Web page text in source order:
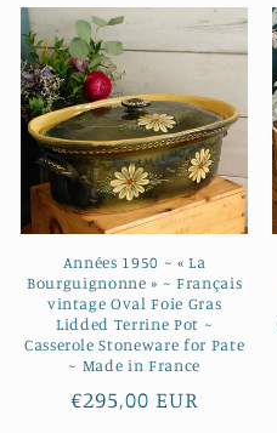
Années 1950 ~ « La
Bourguignonne » ~ Français
vintage Oval Foie Gras
Lidded Terrine Pot ~
Casserole Stoneware for Pate
~ Made in France
Prix
€295,00 EUR